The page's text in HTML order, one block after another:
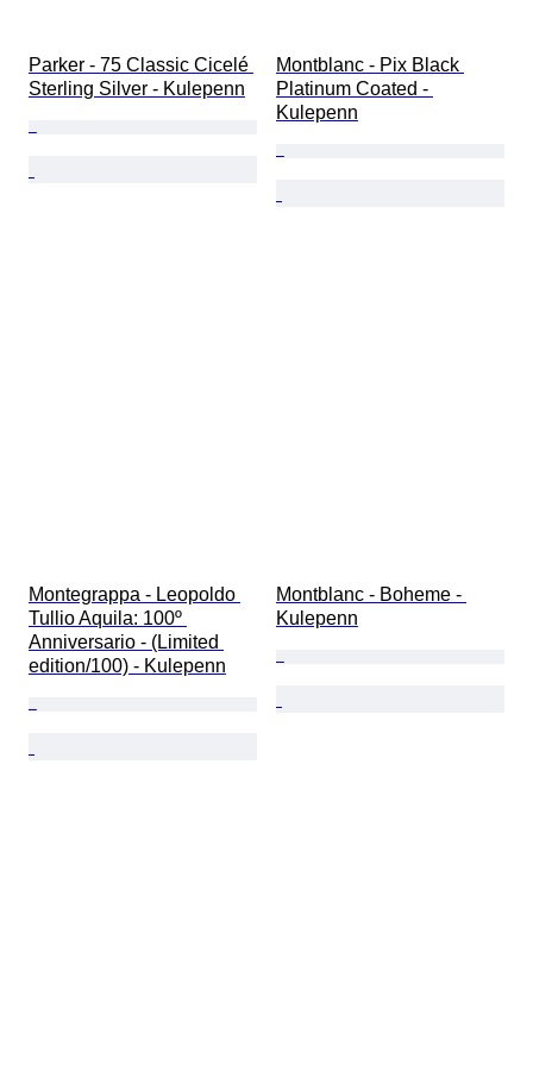
Parker - 75 Classic Cicelé
Sterling Silver - Kulepenn
Montblanc - Pix Black
Platinum Coated -
Kulepenn
Montegrappa - Leopoldo
Tullio Aquila: 100º
Anniversario - (Limited
edition/100) - Kulepenn
Montblanc - Boheme -
Kulepenn